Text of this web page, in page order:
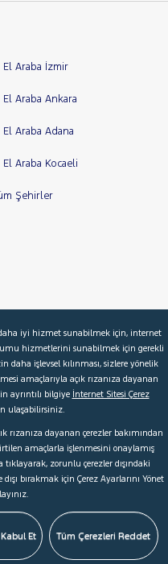
El Araba İzmir
El Araba Ankara
El Araba Adana
El Araba Kocaeli
Şehirler
Hakkımızda
S.S.S.
iyi hizmet sunabilmek için, internet
hizmetlerini sunabilmek için gerekli
daha işlevsel kılınması, sizlere yönelik
amaçlarıyla açık rızanıza dayanan
ayrıntılı bilgiye İnternet Sitesi Çerez
ulaşabilirsiniz.
rızanıza dayanan çerezler bakımından
amaçlarla işlenmesini onaylamış
zorunlu çerezler dışındaki
bırakmak için Çerez Ayarlarını Yönet
Et Tüm Çerezleri Reddet